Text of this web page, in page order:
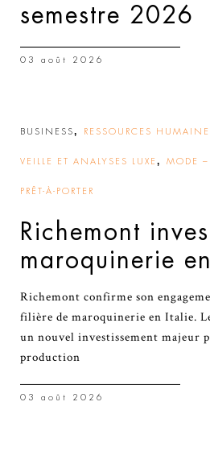
semestre 2026
03 août 2026
BUSINESS, RESSOURCES
VEILLE ET ANALYSES LUXE , MODE –
PRÊT-À-PORTER
Richemont
maroquinerie
Richemont confirme son
filière de maroquinerie en Italie.
un nouvel investissement majeur
production
03 août 2026